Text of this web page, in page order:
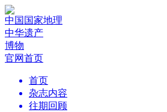
中国国家地理
中华遗产
博物
官网首页
首页
杂志内容
往期回顾